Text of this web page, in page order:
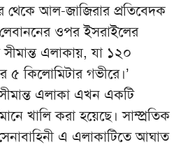
থেকে আল-জাজিরার প্রতিবেদক
ওপর ইসরাইলের
এলাকায়, যা ১২০
৫ কিলোমিটার গভীরে।’
এলাকা এখন একটি
খালি করা হয়েছে। সাম্প্রতিক
এ এলাকাটিতে আঘাত